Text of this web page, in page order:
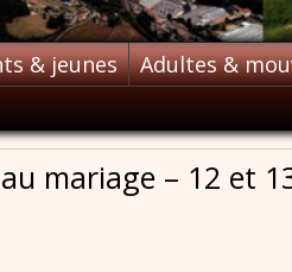
& jeunes Adultes &
mariage – 12 et